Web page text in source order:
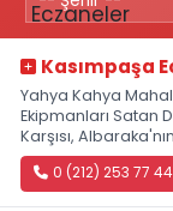
Kasımpaşa
Yahya Kahya
Ekipmanları Satan
Karşısı,
0 (212) 253 77 44